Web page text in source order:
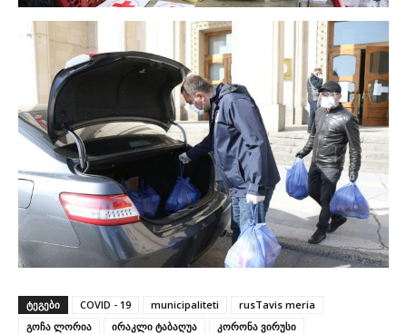
ᲢᲔᲒᲔᲑᲘ COVID - 19 municipaliteti
rusTavis meria
გოჩა ლორია
ირაკლი ტაბაღუა
კორონა ვირუსი